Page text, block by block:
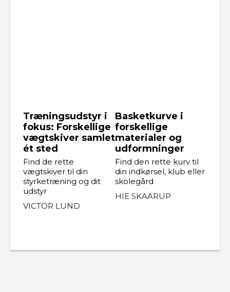
Træningsudstyr i
fokus: Forskellige
vægtskiver samlet
ét sted
Find de rette
vægtskiver til din
styrketræning og dit
udstyr
VICTOR LUND
Basketkurve i
forskellige
materialer og
udformninger
Find den rette kurv til
din indkørsel, klub eller
skolegård
HIE SKAARUP